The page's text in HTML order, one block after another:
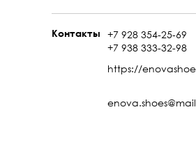
Контакты
+7 928 354-25-69
+7 938 333-32-98
https://